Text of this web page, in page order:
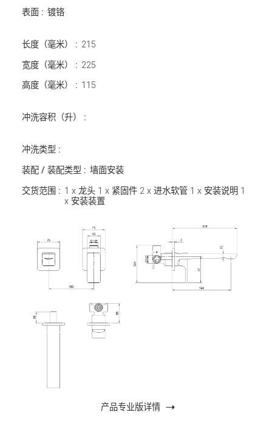
表面 : 镀铬
长度（毫米） : 215
宽度（毫米） : 225
高度（毫米） : 115
冲洗容积（升） :
冲洗类型 :
装配 / 装配类型 : 墙面安装
交货范围 : 1 x 龙头 1 x 紧固件 2 x 进水软管 1 x 安装说明 1
x 安装装置
产品专业版详情